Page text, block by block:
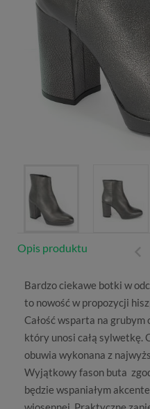
Opis produktu
Bardzo ciekawe botki w
to nowość w propozycji
Całość wsparta na grubym
który unosi całą sylwetkę.
obuwia wykonana z
Wyjątkowy fason buta
będzie wspaniałym